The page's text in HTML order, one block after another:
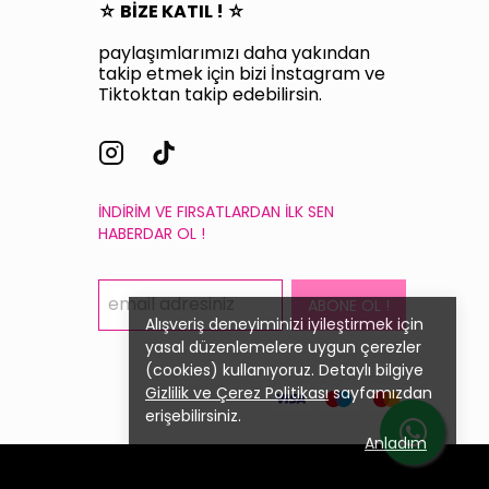
Alışveriş deneyiminizi iyileştirmek için
yasal düzenlemelere uygun çerezler
(cookies) kullanıyoruz. Detaylı bilgiye
Gizlilik ve Çerez Politikasısayfamızdan
erişebilirsiniz.
Anladım
☆ BİZE KATIL ! ☆
paylaşımlarımızı daha yakından
takip etmek için bizi İnstagram ve
Tiktoktan takip edebilirsin.
İNDİRİM VE FIRSATLARDAN İLK SEN
HABERDAR OL !
ABONE OL !